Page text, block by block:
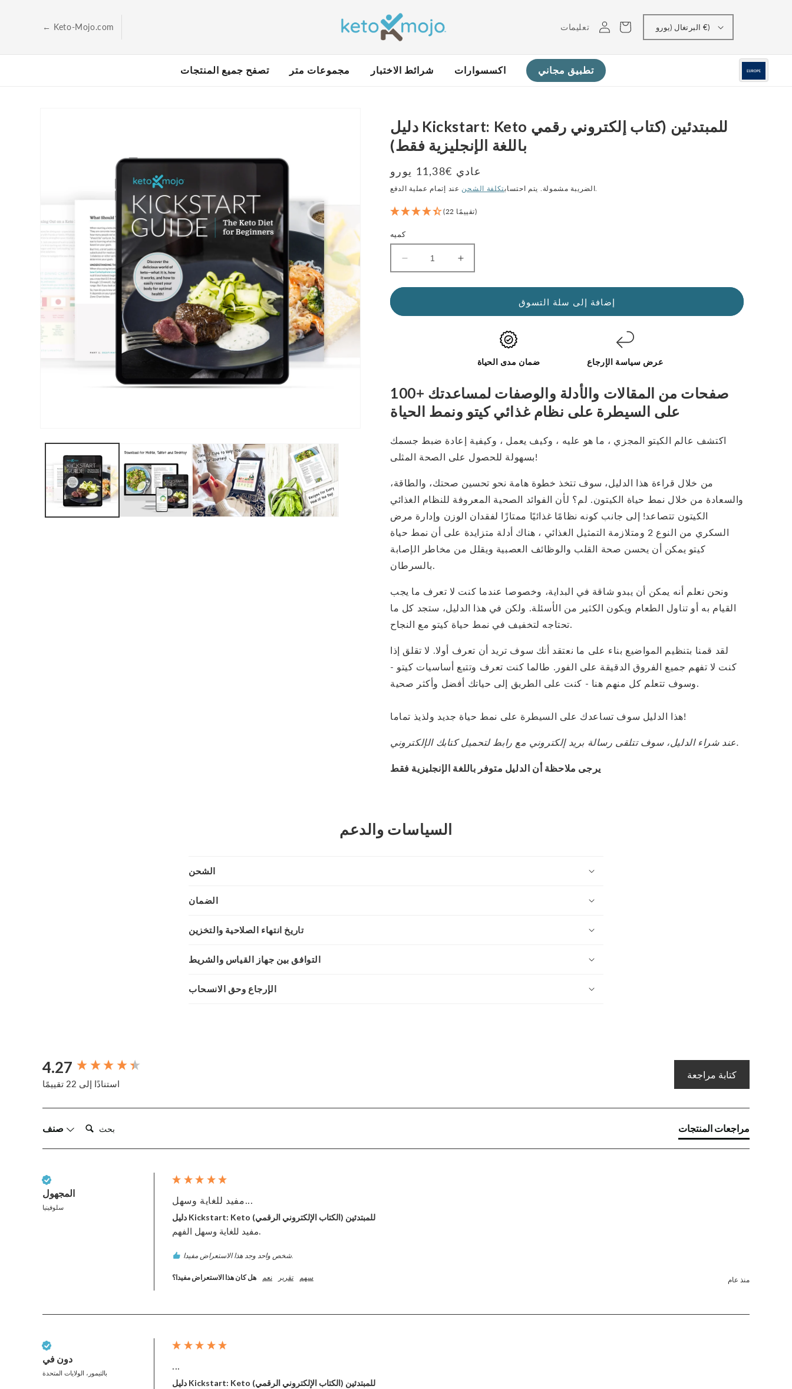
← Keto-Mojo.com تعليمات
تسجيل
الدخول
عربه البرتغال (يورو €)
تصفح جميع المنتجات مجموعات متر شرائط الاختبار اكسسوارات تطبيق مجاني
المفتوحة
مشروطة
دليل Kickstart: Keto للمبتدئين (كتاب إلكتروني رقمي
باللغة الإنجليزية فقط)
سعر عادي €11,38 يورو
الضريبة مشمولة. يتم احتسابتكلفة الشحن عند إتمام عملية الدفع.
(22 تقييمًا)
كميه
لدليل
Keto
الإنجليزية
فقط)
زيادة
لدليل
Keto
رقمي
الإنجليزية
إضافة إلى سلة التسوق
ضمان مدى الحياة عرض سياسة الإرجاع
100+ صفحات من المقالات والأدلة والوصفات لمساعدتك
اكتشف عالم الكيتو المجزي ، ما هو عليه ، وكيف يعمل ، وكيفية إعادة ضبط جسمك
بسهولة للحصول على الصحة المثلى!
من خلال قراءة هذا الدليل، سوف تتخذ خطوة هامة نحو تحسين صحتك، والطاقة،
والسعادة من خلال نمط حياة الكيتون. لم؟ لأن الفوائد الصحية المعروفة للنظام الغذائي
الكيتون تتصاعد! إلى جانب كونه نظامًا غذائيًا ممتازًا لفقدان الوزن وإدارة مرض
السكري من النوع 2 ومتلازمة التمثيل الغذائي ، هناك أدلة متزايدة على أن نمط حياة
كيتو يمكن أن يحسن صحة القلب والوظائف العصبية ويقلل من مخاطر الإصابة
بالسرطان.
ونحن نعلم أنه يمكن أن يبدو شاقة في البداية، وخصوصا عندما كنت لا تعرف ما يجب
القيام به أو تناول الطعام ويكون الكثير من الأسئلة. ولكن في هذا الدليل، ستجد كل ما
تحتاجه لتخفيف في نمط حياة كيتو مع النجاح.
لقد قمنا بتنظيم المواضيع بناء على ما نعتقد أنك سوف تريد أن تعرف أولا. لا تقلق إذا
كنت لا تفهم جميع الفروق الدقيقة على الفور. طالما كنت تعرف وتتبع أساسيات كيتو -
وسوف تتعلم كل منهم هنا - كنت على الطريق إلى حياتك أفضل وأكثر صحية.
هذا الدليل سوف تساعدك على السيطرة على نمط حياة جديد ولذيذ تماما!
عند شراء الدليل، سوف تتلقى رسالة بريد إلكتروني مع رابط لتحميل كتابك الإلكتروني.
يرجى ملاحظة أن الدليل متوفر باللغة الإنجليزية فقط
السياسات والدعم
الشحن
الضمان
تاريخ انتهاء الصلاحية والتخزين
التوافق بين جهاز القياس والشريط
الإرجاع وحق الانسحاب
4.27
استنادًا إلى 22 تقييمًا
كتابة مراجعة
مراجعات المنتجات
المجهول
سلوفينيا
مفيد للغاية وسهل...
دليل Kickstart: Keto للمبتدئين (الكتاب الإلكتروني الرقمي)
مفيد للغاية وسهل الفهم.
شخص واحد وجد هذا الاستعراض مفيدا.
هل كان هذا الاستعراض مفيدا؟ نعم تقرير سهم منذ عام
دون في
بالتيمور، الولايات المتحدة
...
دليل Kickstart: Keto للمبتدئين (الكتاب الإلكتروني الرقمي)
New content loaded